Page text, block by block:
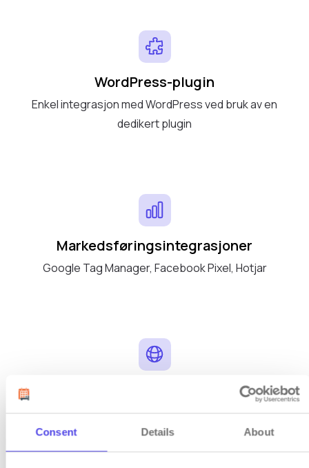
Consent Details About
WordPress-plugin
Enkel integrasjon med WordPress ved bruk av en
dedikert plugin
Markedsføringsintegrasjoner
Google Tag Manager, Facebook Pixel, Hotjar
Reservasjonssystem tilgjengelig for gjester fra
hele verden